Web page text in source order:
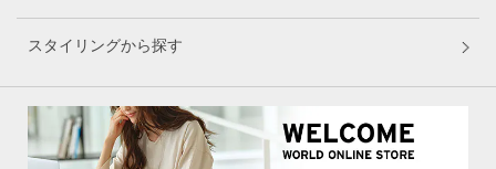
スタイリングから探す